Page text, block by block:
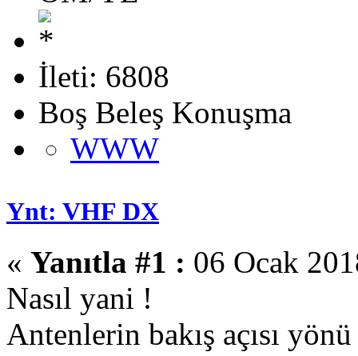
İleti: 6808
Boş Beleş Konuşma
WWW
Ynt: VHF DX
« Yanıtla #1 : 06 Ocak
Nasıl yani !
Antenlerin bakış açısı